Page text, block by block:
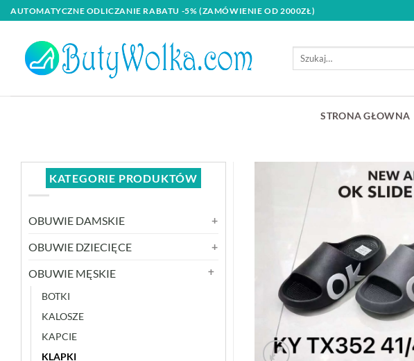
Skip
to
content
AUTOMATYCZNE ODLICZANIE RABATU -5% (ZAMÓWIENIE OD 2000ZŁ)
Szukaj:
STRONA GŁOWNA
KATEGORIE PRODUKTÓW
OBUWIE DAMSKIE
OBUWIE DZIECIĘCE
OBUWIE MĘSKIE
BOTKI
KALOSZE
KAPCIE
KLAPKI